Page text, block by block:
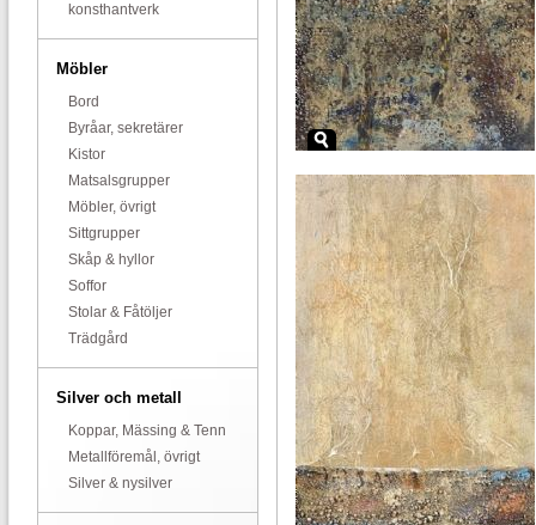
konsthantverk
Möbler
Bord
Byråar, sekretärer
Kistor
Matsalsgrupper
Möbler, övrigt
Sittgrupper
Skåp & hyllor
Soffor
Stolar & Fåtöljer
Trädgård
Silver och metall
Koppar, Mässing & Tenn
Metallföremål, övrigt
Silver & nysilver